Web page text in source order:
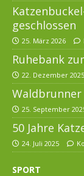
geschlossen
25. März 2026
Ruhebank
22. Dezember 2025
Waldbrunner
25. September
50 Jahre
24. Juli 2025
SPORT